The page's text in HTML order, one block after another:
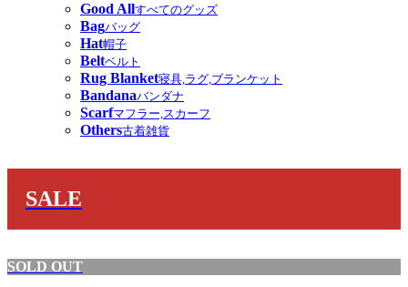
Good Allすべてのグッズ
Bagバッグ
Hat帽子
Beltベルト
Rug Blanket寝具,ラグ,ブランケット
Bandanaバンダナ
Scarfマフラー,スカーフ
Others古着雑貨
SALE
SOLD OUT